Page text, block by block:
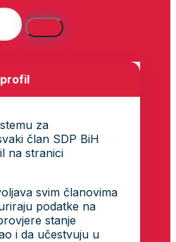
za
član SDP BiH
na stranici
svim članovima
podatke na
stanje
i da učestvuju u